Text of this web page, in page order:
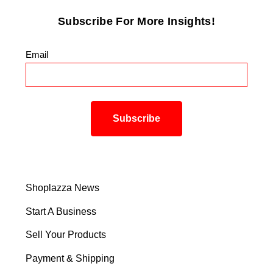
Subscribe For More Insights!
Email
Shoplazza News
Start A Business
Sell Your Products
Payment & Shipping